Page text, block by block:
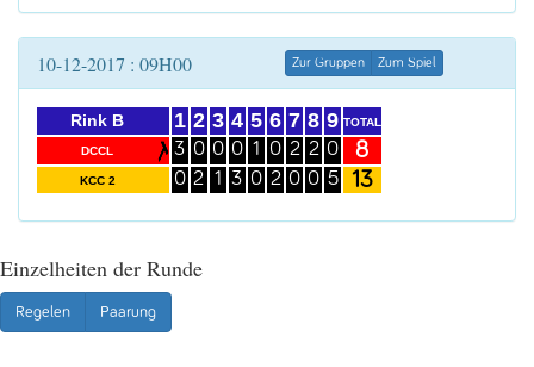
10-12-2017 : 09H00 Zur Gruppen Zum Spiel
Rink B
DCCL
KCC 2
1
3
0
2
0
2
3
0
1
4
0
3
5
1
0
6
0
2
7
2
0
8
2
0
9
0
5
TOTAL
8
13
Einzelheiten der Runde
Regelen Paarung